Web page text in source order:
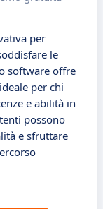
per
le
software offre
per chi
e abilità in
possono
e sfruttare